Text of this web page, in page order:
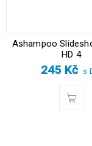
Ashampoo
HD 4
245 Kč s